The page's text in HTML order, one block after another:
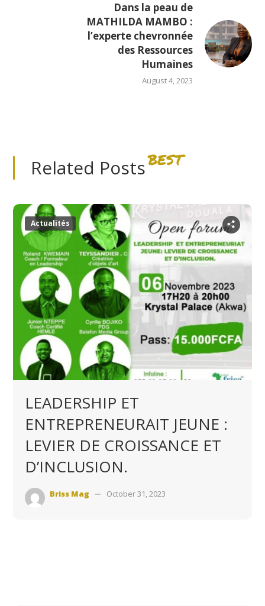
Dans la peau de
MATHILDA MAMBO :
l’experte chevronnée
des Ressources
Humaines
August 4, 2023
Related PostsBEST
Actualités
LEADERSHIP ET
ENTREPRENEURAIT JEUNE :
LEVIER DE CROISSANCE ET
D’INCLUSION.
Briss Mag October 31, 2023